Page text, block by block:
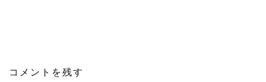
コメントを残す